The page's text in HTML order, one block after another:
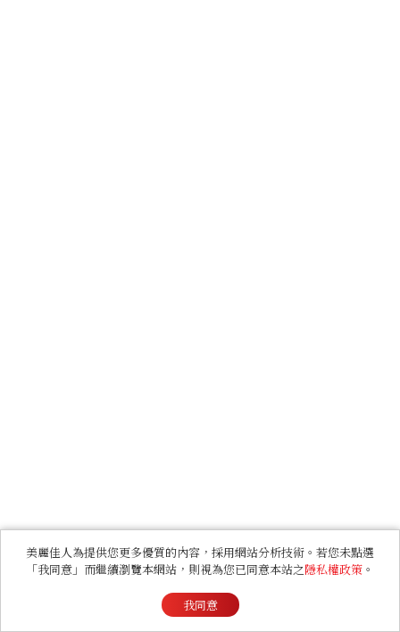
美麗佳人為提供您更多優質的內容，採用網站分析技術。若您未點選
「我同意」而繼續瀏覽本網站，則視為您已同意本站之隱私權政策 。
我同意